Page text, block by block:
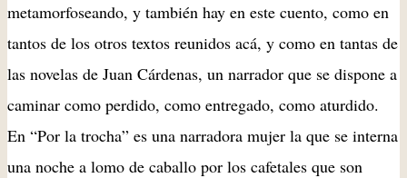
metamorfoseando, y también hay en este cuento, como en
tantos de los otros textos reunidos acá, y como en tantas de
las novelas de Juan Cárdenas, un narrador que se dispone a
caminar como perdido, como entregado, como aturdido.
En “Por la trocha” es una narradora mujer la que se interna
una noche a lomo de caballo por los cafetales que son